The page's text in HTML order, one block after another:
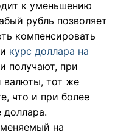
к уменьшению
рубль позволяет
компенсировать
курс доллара на
получают, при
валюты, тот же
что и при более
доллара.
на